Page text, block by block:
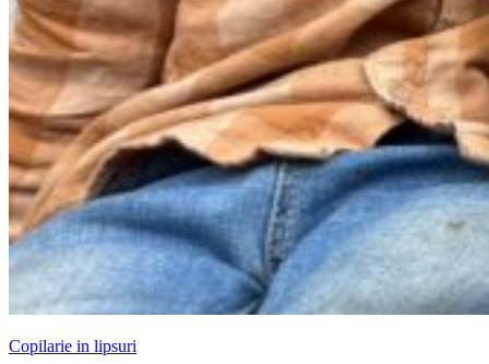
Copilarie in lipsuri